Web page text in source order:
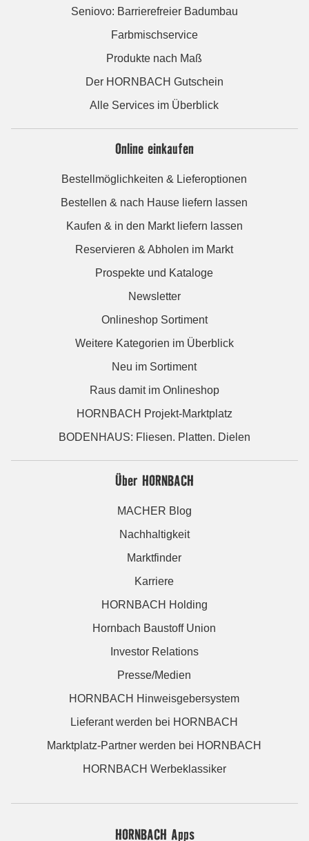
Seniovo: Barrierefreier Badumbau
Farbmischservice
Produkte nach Maß
Der HORNBACH Gutschein
Alle Services im Überblick
Online einkaufen
Bestellmöglichkeiten & Lieferoptionen
Bestellen & nach Hause liefern lassen
Kaufen & in den Markt liefern lassen
Reservieren & Abholen im Markt
Prospekte und Kataloge
Newsletter
Onlineshop Sortiment
Weitere Kategorien im Überblick
Neu im Sortiment
Raus damit im Onlineshop
HORNBACH Projekt-Marktplatz
BODENHAUS: Fliesen. Platten. Dielen
Über HORNBACH
MACHER Blog
Nachhaltigkeit
Marktfinder
Karriere
HORNBACH Holding
Hornbach Baustoff Union
Investor Relations
Presse/Medien
HORNBACH Hinweisgebersystem
Lieferant werden bei HORNBACH
Marktplatz-Partner werden bei HORNBACH
HORNBACH Werbeklassiker
HORNBACH Apps